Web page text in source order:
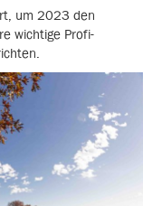
um 2023 den
wichtige Profi-